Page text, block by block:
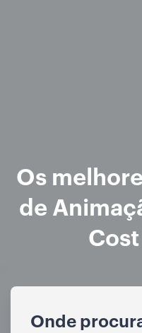
Os
de
Onde